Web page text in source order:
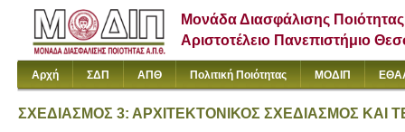
Μονάδα Διασφάλισης Ποιότητας
Αριστοτέλειο Πανεπιστήμιο
Αρχή ΣΔΠ ΑΠΘ Πολιτική Ποιότητας ΜΟΔΙΠ
ΣΧΕΔΙΑΣΜΟΣ 3: ΑΡΧΙΤΕΚΤΟΝΙΚΟΣ ΣΧΕΔΙΑΣΜΟΣ ΚΑΙ